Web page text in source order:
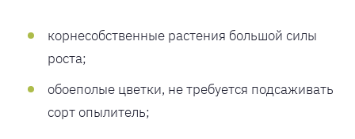
корнесобственные растения большой силы
роста;
обоеполые цветки, не требуется подсаживать
сорт опылитель;